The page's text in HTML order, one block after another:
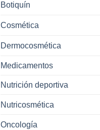
Botiquín
Cosmética
Dermocosmética
Medicamentos
Nutrición deportiva
Nutricosmética
Oncología